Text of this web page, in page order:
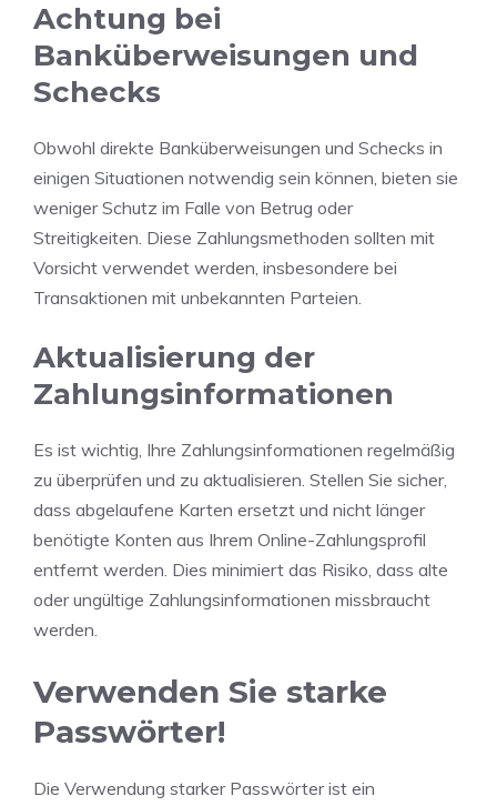
Achtung bei
Banküberweisungen und
Schecks
Obwohl direkte Banküberweisungen und Schecks in
einigen Situationen notwendig sein können, bieten sie
weniger Schutz im Falle von Betrug oder
Streitigkeiten. Diese Zahlungsmethoden sollten mit
Vorsicht verwendet werden, insbesondere bei
Transaktionen mit unbekannten Parteien.
Aktualisierung der
Zahlungsinformationen
Es ist wichtig, Ihre Zahlungsinformationen regelmäßig
zu überprüfen und zu aktualisieren. Stellen Sie sicher,
dass abgelaufene Karten ersetzt und nicht länger
benötigte Konten aus Ihrem Online-Zahlungsprofil
entfernt werden. Dies minimiert das Risiko, dass alte
oder ungültige Zahlungsinformationen missbraucht
werden.
Verwenden Sie starke
Passwörter!
Die Verwendung starker Passwörter ist ein